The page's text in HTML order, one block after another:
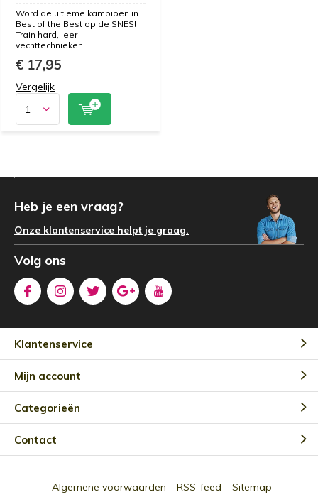
Word de ultieme kampioen in
Best of the Best op de SNES!
Train hard, leer
vechttechnieken ...
€ 17,95
Vergelijk
Heb je een vraag?
Onze klantenservice helpt je graag.
Volg ons
Klantenservice
Mijn account
Categorieën
Contact
Algemene voorwaarden RSS-feed Sitemap